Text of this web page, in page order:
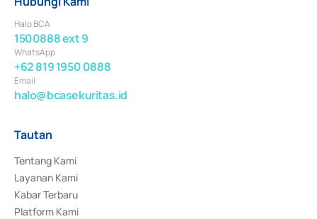
Halo BCA
1500888 ext 9
WhatsApp
+62 819 1950 0888
Email
halo@bcasekuritas.id
Tautan
Tentang Kami
Layanan Kami
Kabar Terbaru
Platform Kami